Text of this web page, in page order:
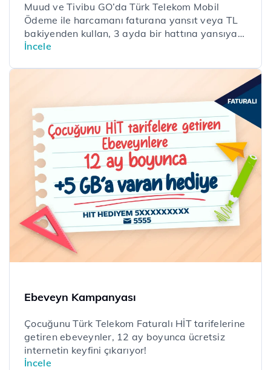
Muud ve Tivibu GO’da Türk Telekom Mobil
Ödeme ile harcamanı faturana yansıt veya TL
bakiyenden kullan, 3 ayda bir hattına yansıyan
mobil ödeme kullanım bedelini ödeme!
İncele
Ebeveyn Kampanyası
Çocuğunu Türk Telekom Faturalı HİT tarifelerine
getiren ebeveynler, 12 ay boyunca ücretsiz
internetin keyfini çıkarıyor!
İncele